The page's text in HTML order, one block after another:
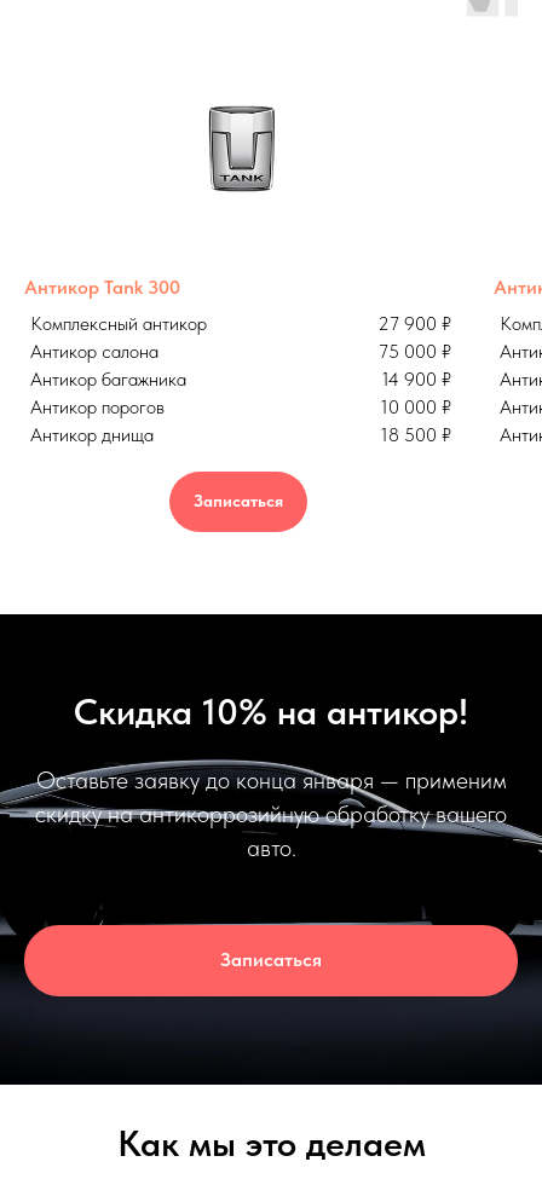
Антикор Tank 300
Комплексный антикор
27 900 ₽
Антикор салона
75 000 ₽
Антикор багажника
14 900 ₽
Антикор порогов
10 000 ₽
Антикор днища
18 500 ₽
Записаться
Скидка 10% на антикор!
Оставьте заявку до конца января — применим
скидку на антикоррозийную обработку вашего
авто.
Записаться
Как мы это делаем